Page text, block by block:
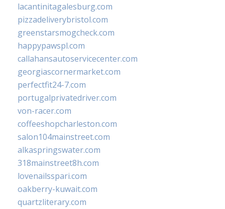
lacantinitagalesburg.com
pizzadeliverybristol.com
greenstarsmogcheck.com
happypawspl.com
callahansautoservicecenter.com
georgiascornermarket.com
perfectfit24-7.com
portugalprivatedriver.com
von-racer.com
coffeeshopcharleston.com
salon104mainstreet.com
alkaspringswater.com
318mainstreet8h.com
lovenailsspari.com
oakberry-kuwait.com
quartzliterary.com